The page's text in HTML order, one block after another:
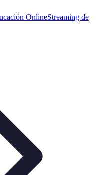
OnlineStreaming de